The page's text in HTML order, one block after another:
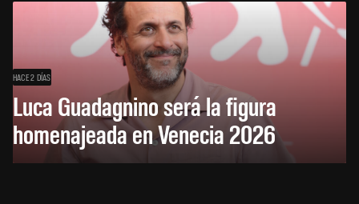
HACE 2 DÍAS
Luca Guadagnino será la figura
homenajeada en Venecia 2026